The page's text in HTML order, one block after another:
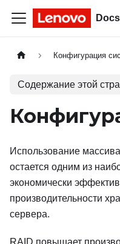
Docs
Конфигурация
Содержание этой
Использование
остается одним из
экономически
производительности
сервера.
RAID повышает